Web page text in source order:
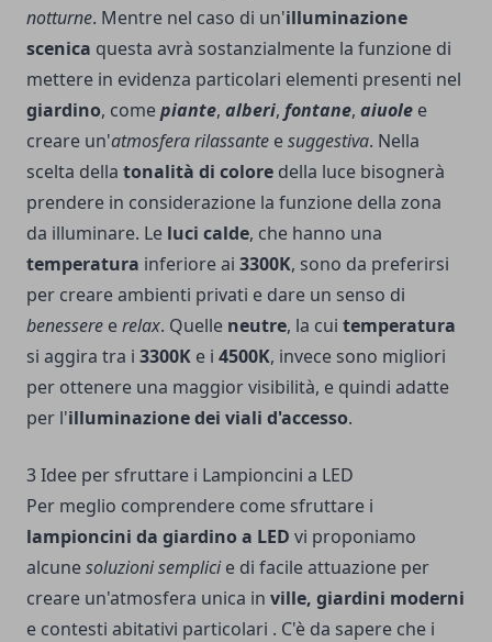
notturne. Mentre nel caso di un'illuminazione
scenica questa avrà sostanzialmente la funzione di
mettere in evidenza particolari elementi presenti nel
giardino, comepiante, alberi, fontane, aiuole e
creare un'atmosfera rilassante esuggestiva. Nella
scelta della tonalità di colore della luce bisognerà
prendere in considerazione la funzione della zona
da illuminare. Le luci calde, che hanno una
temperatura inferiore ai 3300K, sono da preferirsi
per creare ambienti privati e dare un senso di
benessere erelax. Quelle neutre, la cui temperatura
si aggira tra i 3300K e i 4500K, invece sono migliori
per ottenere una maggior visibilità, e quindi adatte
per l'illuminazione dei viali d'accesso.
3 Idee per sfruttare i Lampioncini a LED
Per meglio comprendere come sfruttare i
lampioncini da giardino a LED vi proponiamo
alcunesoluzioni semplicie di facile attuazione per
creare un'atmosfera unica in ville, giardini moderni
e contesti abitativi particolari . C'è da sapere che i